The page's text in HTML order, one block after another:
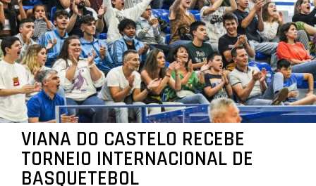
VIANA DO CASTELO RECEBE
TORNEIO INTERNACIONAL DE
BASQUETEBOL